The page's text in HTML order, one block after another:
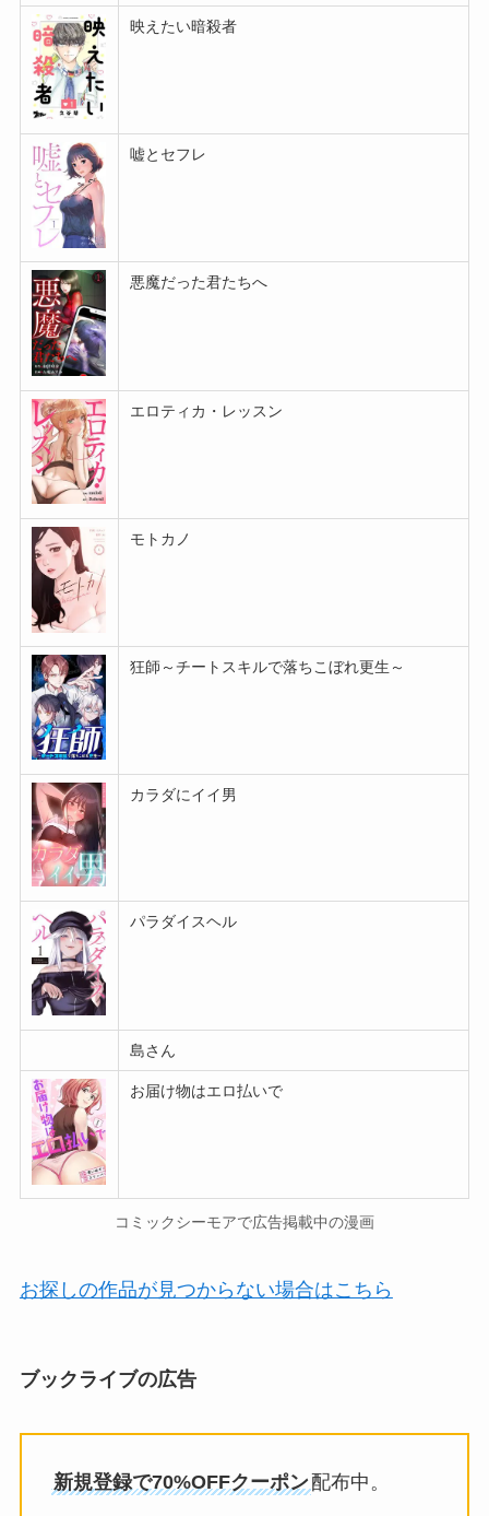
映えたい暗殺者
嘘とセフレ
悪魔だった君たちへ
エロティカ・レッスン
モトカノ
狂師～チートスキルで落ちこぼれ更生～
カラダにイイ男
パラダイスヘル
島さん
お届け物はエロ払いで
コミックシーモアで広告掲載中の漫画
お探しの作品が見つからない場合はこちら
ブックライブの広告
新規登録で70%OFFクーポン配布中。